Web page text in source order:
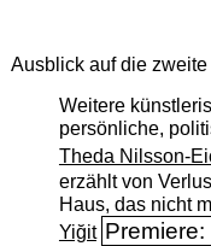
Ausblick auf die
Weitere
persönliche,
Theda Nilsson-
erzählt von
Haus, das nicht
Yiğit